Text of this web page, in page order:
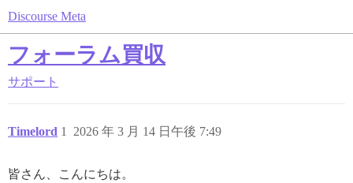
Discourse Meta
フォーラム買収
サポート
Timelord 2026 年 3 月 14 日午後 7:49
1
皆さん、こんにちは。